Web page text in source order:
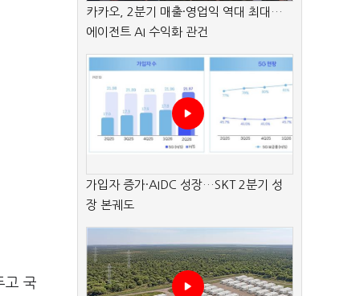
고 국
카카오, 2분기 매출·영업익 역대 최대…
에이전트 AI 수익화 관건
가입자 증가·AIDC 성장…SKT 2분기 성
장 본궤도